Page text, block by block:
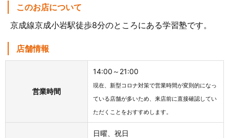
このお店について
京成線京成小岩駅徒歩8分のところにある学習塾です。
店舗情報
営業時間
14:00～21:00
現在、新型コロナ対策で営業時間が変則的になっ
ている店舗が多いため、来店前に直接確認してい
ただくことをおすすめします。
日曜、祝日